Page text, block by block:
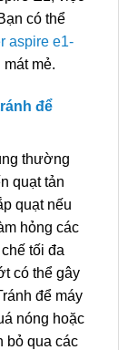
có thể
aspire e1-
mẻ.
để
thường
quạt tản
quạt nếu
hỏng các
tối đa
có thể gây
để máy
nóng hoặc
bỏ qua các